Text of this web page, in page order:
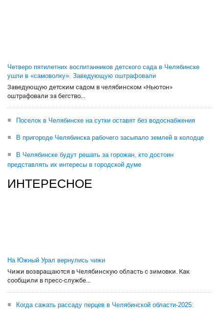
Четверо пятилетних воспитанников детского сада в Челябинске
ушли в «самоволку». Заведующую оштрафовали
Заведующую детским садом в челябинском «Ньютон»
оштрафовали за бегство...
Поселок в Челябинске на сутки оставят без водоснабжения
В пригороде Челябинска рабочего засыпало землей в колодце
В Челябинске будут решать за горожан, кто достоин
представлять их интересы в городской думе
ИНТЕРЕСНОЕ
На Южный Урал вернулись чижи
Чижи возвращаются в Челябинскую область с зимовки. Как
сообщили в пресс-службе...
Когда сажать рассаду перцев в Челябинской области-2025: